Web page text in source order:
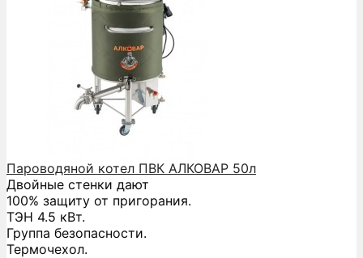
Пароводяной котел ПВК АЛКОВАР 50л
Двойные стенки дают
100% защиту от пригорания.
ТЭН 4.5 кВт.
Группа безопасности.
Термочехол.